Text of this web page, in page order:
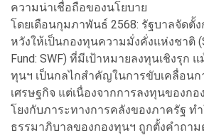
ความน่าเชื่อถือของนโยบาย
โดยเดือนกุมภาพันธ์ 2568: รัฐบาลจัดตั้ง
หวังให้เป็นกองทุนความมั่งคั่งแห่งชาติ
Fund: SWF) ที่มีเป้าหมายลงทุนเชิงรุก
ทุนฯ เป็นกลไกสำคัญในการขับเคลื่อนก
เศรษฐกิจ แต่เนื่องจากการลงทุนของก
โยงกับภาระทางการคลังของภาครัฐ ท
ธรรมาภิบาลของกองทุนฯ ถูกตั้งคำถาม